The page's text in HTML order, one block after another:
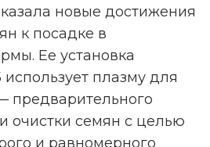
новые достижения
к посадке в
Ее установка
плазму для
предварительного
очистки семян с целью
и равномерного